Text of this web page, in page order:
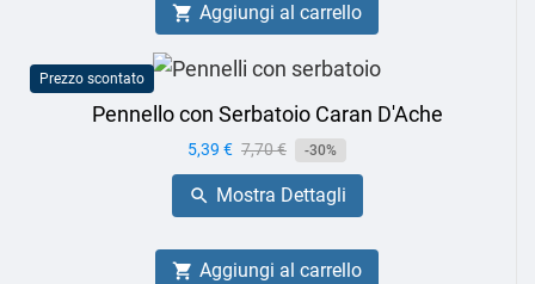
 Aggiungi al carrello
Prezzo scontato
Pennello con Serbatoio Caran D'Ache
Prezzo
5,39 € Prezzo
base
7,70 € -30%
 Mostra Dettagli
 Aggiungi al carrello